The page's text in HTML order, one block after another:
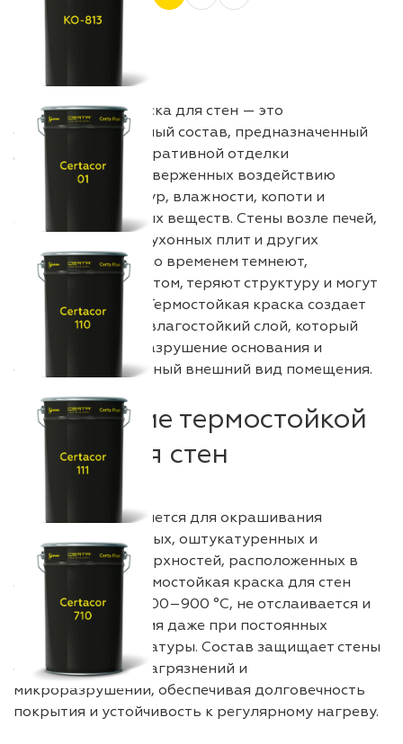
Термостойкая краска для стен — это
специализированный состав, предназначенный
для защиты и декоративной отделки
поверхностей, подверженных воздействию
высоких температур, влажности, копоти и
химически активных веществ. Стены возле печей,
каминов, котлов, кухонных плит и других
источников тепла со временем темнеют,
покрываются налётом, теряют структуру и могут
растрескиваться. Термостойкая краска создает
прочный тепло- и влагостойкий слой, который
предотвращает разрушение основания и
сохраняет аккуратный внешний вид помещения.
Назначение термостойкой
краски для стен
Покрытие применяется для окрашивания
кирпичных, бетонных, оштукатуренных и
минеральных поверхностей, расположенных в
зонах нагрева. Термостойкая краска для стен
выдерживает до 600–900 °C, не отслаивается и
не теряет сцепления даже при постоянных
перепадах температуры. Состав защищает стены
от копоти, влаги, загрязнений и
микроразрушений, обеспечивая долговечность
покрытия и устойчивость к регулярному нагреву.